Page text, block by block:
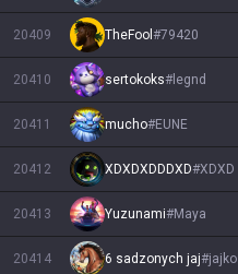
20409 TheFool #79420
20410 sertokoks# legnd
20411 mucho#EUNE
20412 XDXDXDDDXD#XDXD
20413 Yuzunami#Maya
20414 6 sadzonych jaj#jajko